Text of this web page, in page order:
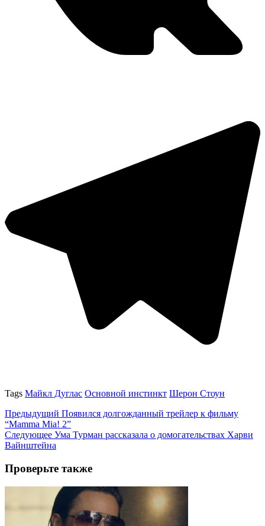
Tags Майкл Дуглас Основной инстинкт Шерон Стоун
Предыдущий Появился долгожданный трейлер к фильму
“Mamma Mia! 2”
Следующее Ума Турман рассказала о домогательствах Харви
Вайнштейна
Проверьте также